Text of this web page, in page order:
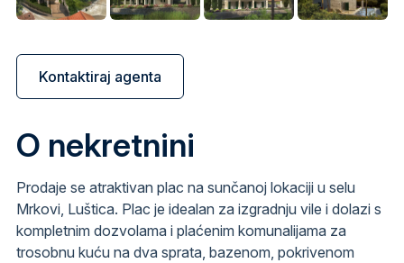
Kontaktiraj agenta
O nekretnini
Prodaje se atraktivan plac na sunčanoj lokaciji u selu
Mrkovi, Luštica. Plac je idealan za izgradnju vile i dolazi s
kompletnim dozvolama i plaćenim komunalijama za
trosobnu kuću na dva sprata, bazenom, pokrivenom